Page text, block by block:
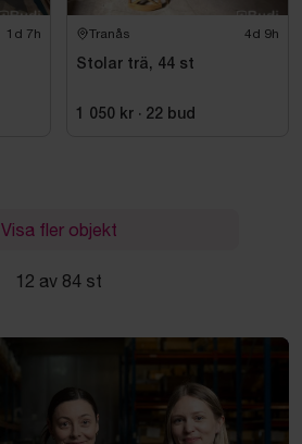
1d 7h Tranås 4d 9h
Stolar trä, 44 st
1 050 kr · 22 bud
Visa fler objekt
12 av 84 st